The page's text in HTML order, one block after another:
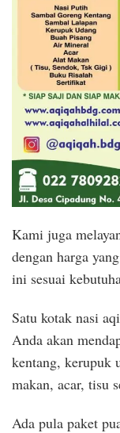
Kami juga
dengan harga
ini sesuai
Satu kotak nasi
Anda akan
kentang, kerupuk
makan, acar, tisu
Ada pula paket